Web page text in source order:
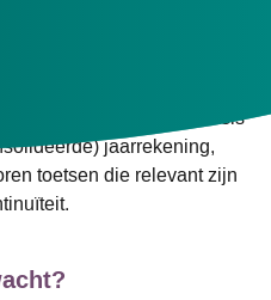
vindt plaats op basis
jaarrekening,
toetsen die relevant zijn